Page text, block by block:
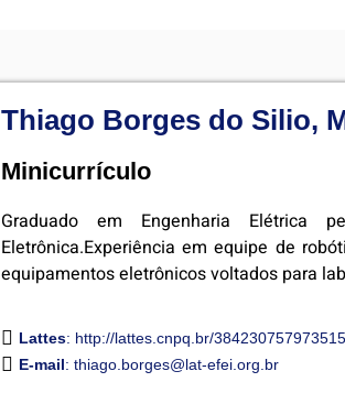
Thiago Borges do Silio,
Minicurrículo
Graduado em Engenharia Elétrica
Eletrônica.Experiência em equipe de
equipamentos eletrônicos voltados para
Lattes: http://lattes.cnpq.br/
E-mail: thiago.borges@lat-efei.org.br